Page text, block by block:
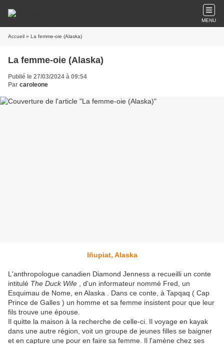
MENU
Accueil » La femme-oie (Alaska)
La femme-oie (Alaska)
Publié le 27/03/2024 à 09:54
Par caroleone
Iñupiat, Alaska
L'anthropologue canadien Diamond Jenness a recueilli un conte
intitulé The Duck Wife
, d'un informateur nommé Fred, un
Esquimau de Nome, en Alaska . Dans ce conte, à Tapqaq ( Cap
Prince de Galles ) un homme et sa femme insistent pour que leur
fils trouve une épouse.
Il quitte la maison à la recherche de celle-ci. Il voyage en kayak
dans une autre région, voit un groupe de jeunes filles se baigner
et en capture une pour en faire sa femme. Il l'amène chez ses